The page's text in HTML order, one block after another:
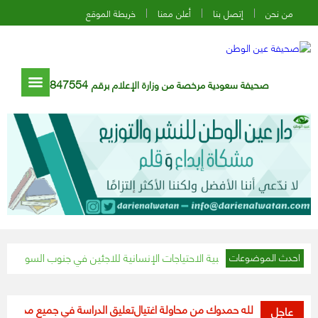
من نحن إتصل بنا أعلن معنا خريطة الموقع
صحيفة سعودية مرخصة من وزارة الإعلام برقم 847554
احدث الموضوعات الحزم والفيصلي يتعادلان
عاجل
عبدالله حمدوك من محاولة اغتيالتعليق الدراسة في جميع مدارس ومؤسسات